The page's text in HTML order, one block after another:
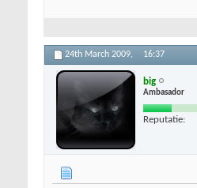
24th March 2009, 16:37
big
Ambasador
Reputatie: